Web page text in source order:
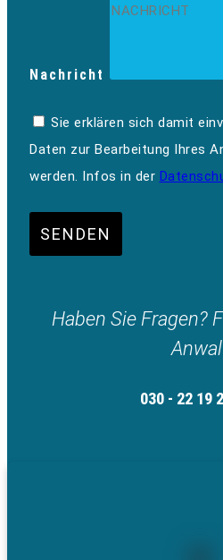
Nachricht
Sie erklären sich damit
Daten zur Bearbeitung Ihres
werden. Infos in der
SENDEN
Haben Sie Fragen?
030 - 22 19